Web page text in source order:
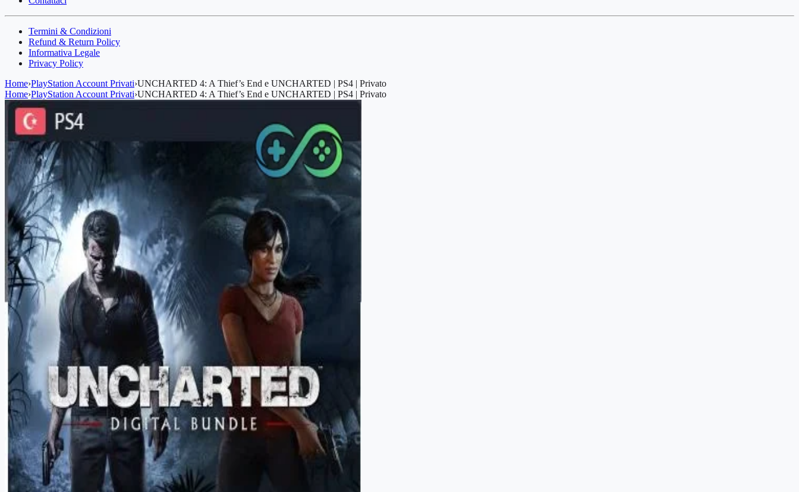
Termini & Condizioni
Refund & Return Policy
Informativa Legale
Privacy Policy
Home›PlayStation Account Privati›UNCHARTED 4: A Thief’s End e UNCHARTED | PS4 | Privato
Home›PlayStation Account Privati›UNCHARTED 4: A Thief’s End e UNCHARTED | PS4 | Privato